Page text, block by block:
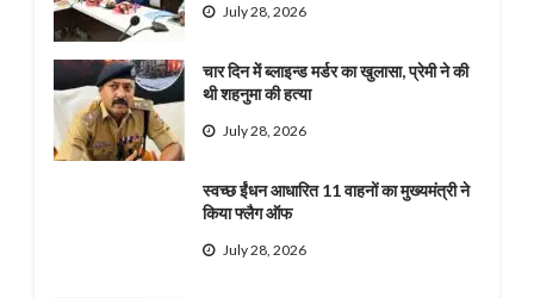
July 28, 2026
चार दिन में ब्लाइन्ड मर्डर का खुलासा, प्रेमी ने की
थी शहनुमा की हत्या
July 28, 2026
स्वच्छ ईंधन आधारित 11 वाहनों का मुख्यमंत्री ने
किया फ्लैग ऑफ
July 28, 2026